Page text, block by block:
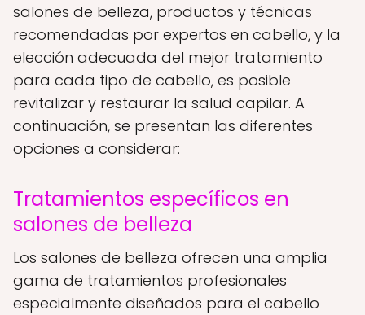
salones de belleza, productos y técnicas
recomendadas por expertos en cabello, y la
elección adecuada del mejor tratamiento
para cada tipo de cabello, es posible
revitalizar y restaurar la salud capilar. A
continuación, se presentan las diferentes
opciones a considerar:
Tratamientos específicos en
salones de belleza
Los salones de belleza ofrecen una amplia
gama de tratamientos profesionales
especialmente diseñados para el cabello